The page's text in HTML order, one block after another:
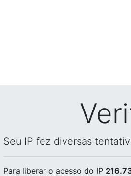
Seu IP fez diversas
Para liberar o acesso do IP